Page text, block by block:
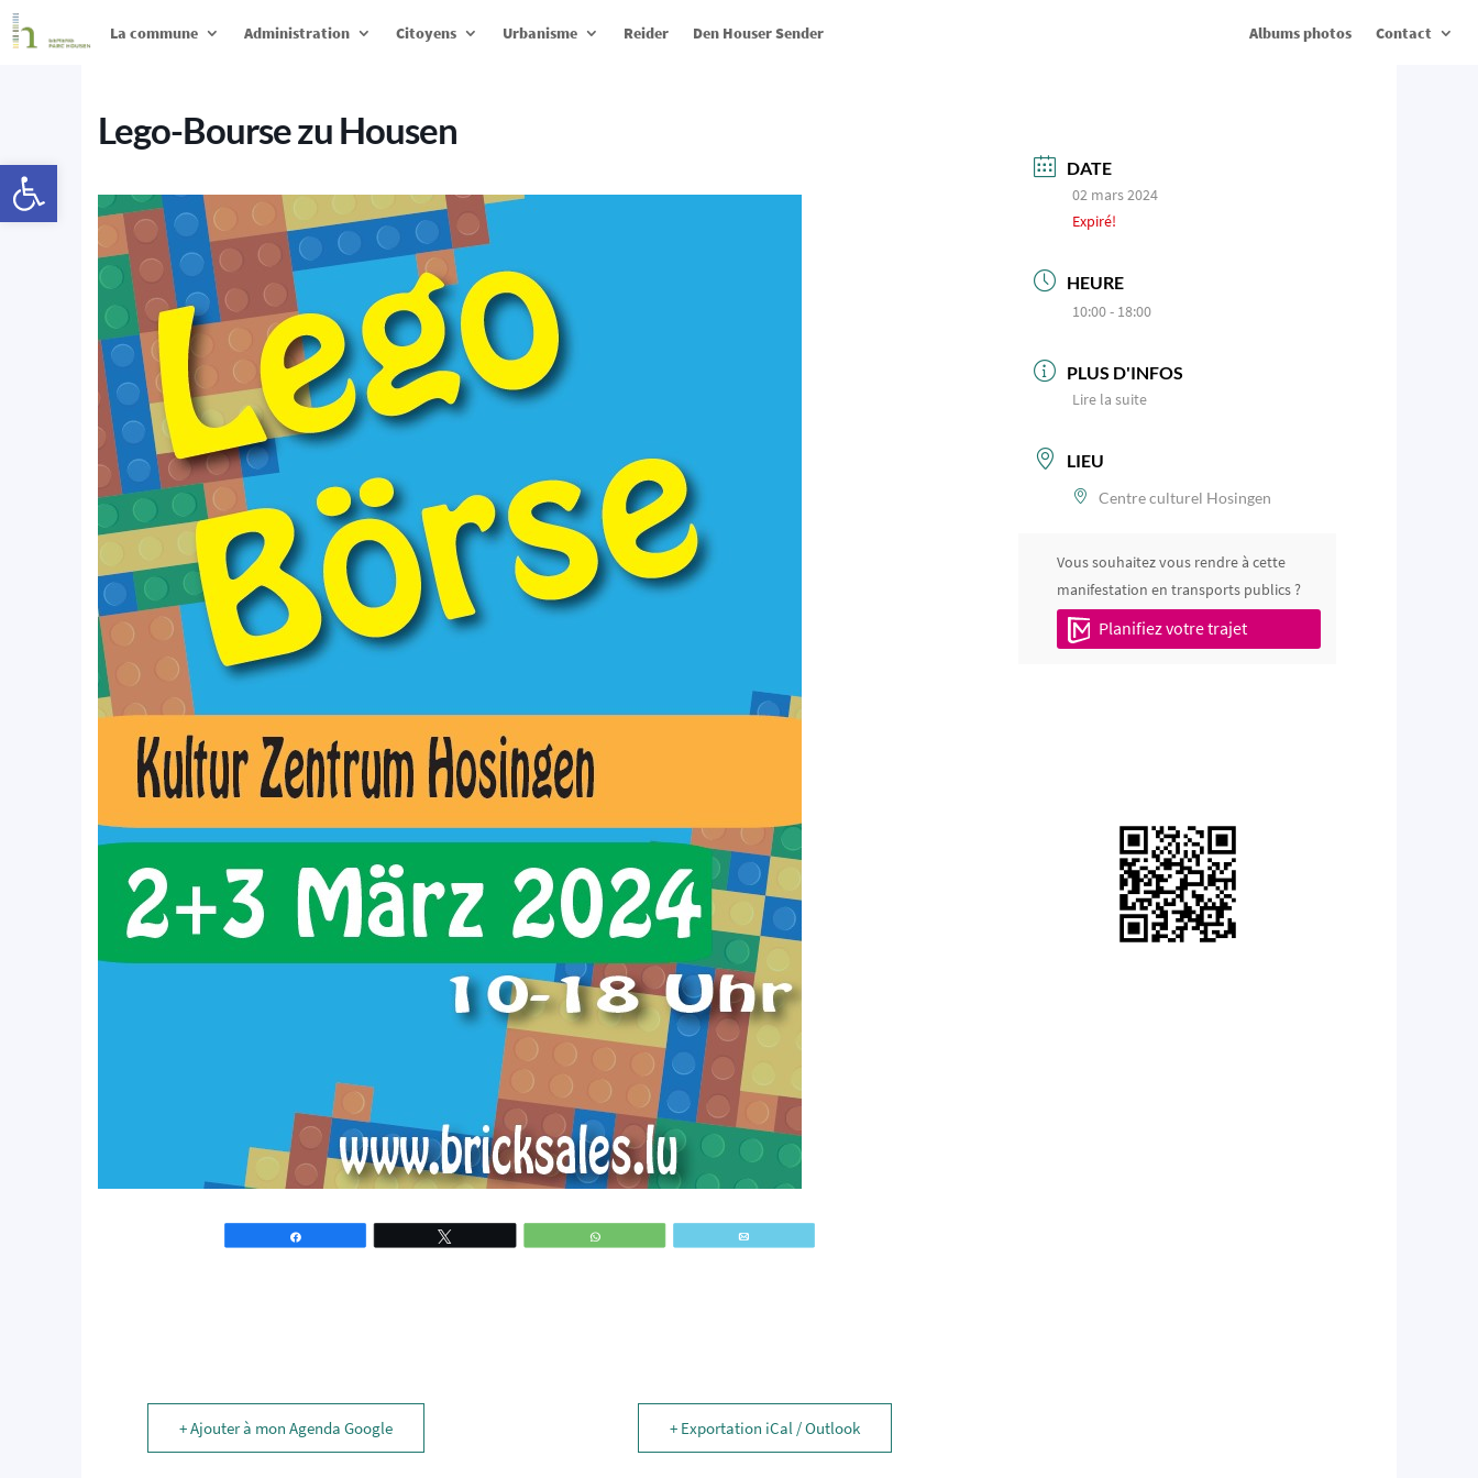
La commune Administration Citoyens Urbanisme Reider Den Houser Sender Albums photos Contact
Lego-Bourse zu Housen
+ Ajouter à mon Agenda Google + Exportation iCal / Outlook
DATE
02 mars 2024
Expiré!
HEURE
10:00 - 18:00
PLUS D'INFOS
Lire la suite
LIEU
Centre culturel Hosingen
Vous souhaitez vous rendre à cette
manifestation en transports publics ?
Planifiez votre trajet
Ouvrir la barre d’outils